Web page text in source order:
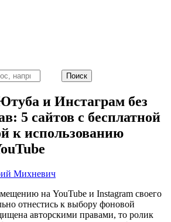
и Инстаграм без
5 сайтов с бесплатной
к использованию
Михневич
на YouTube и Instagram своего
отнестись к выбору фоновой
авторскими правами, то ролик